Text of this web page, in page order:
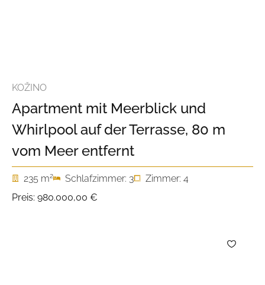
KOŽINO
Apartment mit Meerblick und
Whirlpool auf der Terrasse, 80 m
vom Meer entfernt
235 m2 Schlafzimmer: 3
Zimmer: 4
Preis: 980.000,00 €